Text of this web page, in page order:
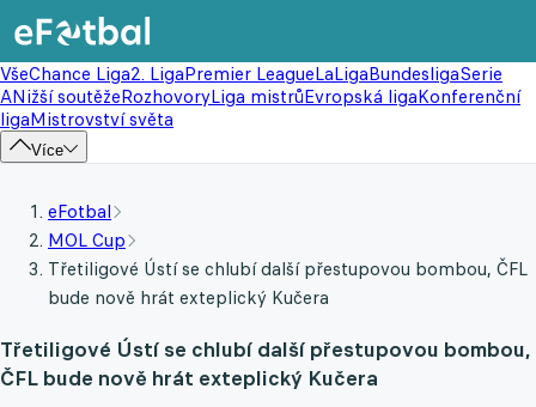
VšeChance Liga2. LigaPremier LeagueLaLigaBundesligaSerie
ANižší soutěžeRozhovoryLiga mistrůEvropská ligaKonferenční
ligaMistrovství světa
Více
eFotbal
MOL Cup
Třetiligové Ústí se chlubí další přestupovou bombou, ČFL
bude nově hrát exteplický Kučera
Třetiligové Ústí se chlubí další přestupovou bombou,
ČFL bude nově hrát exteplický Kučera